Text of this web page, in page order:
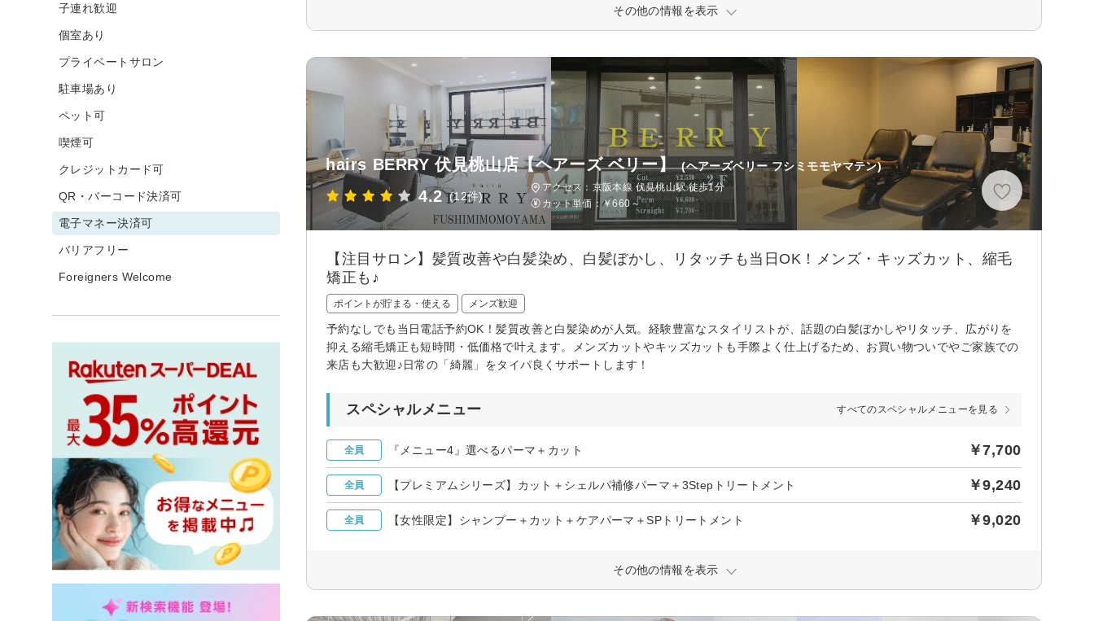
その他の情報を表示
hairs BERRY 伏見桃山店【ヘアーズ ベリー】 (ヘアーズベリー フシミモモヤマテン)
4.2 (12件)
アクセス：京阪本線 伏見桃山駅 徒歩1分
カット単価：￥660～
【注目サロン】髪質改善や白髪染め、白髪ぼかし、リタッチも当日OK！メンズ・キッズカット、縮毛
矯正も♪
ポイントが貯まる・使える メンズ歓迎
予約なしでも当日電話予約OK！髪質改善と白髪染めが人気。経験豊富なスタイリストが、話題の白髪ぼかしやリタッチ、広がりを
抑える縮毛矯正も短時間・低価格で叶えます。メンズカットやキッズカットも手際よく仕上げるため、お買い物ついでやご家族での
来店も大歓迎♪日常の「綺麗」をタイパ良くサポートします！
スペシャルメニュー すべてのスペシャルメニューを見る
全員 『メニュー4』選べるパーマ＋カット ￥7,700
全員 【プレミアムシリーズ】カット＋シェルパ補修パーマ＋3Stepトリートメント ￥9,240
全員 【女性限定】シャンプー＋カット＋ケアパーマ＋SPトリートメント ￥9,020
その他の情報を表示
子連れ歓迎
個室あり
プライベートサロン
駐車場あり
ペット可
喫煙可
クレジットカード可
QR・バーコード決済可
電子マネー決済可
バリアフリー
Foreigners Welcome